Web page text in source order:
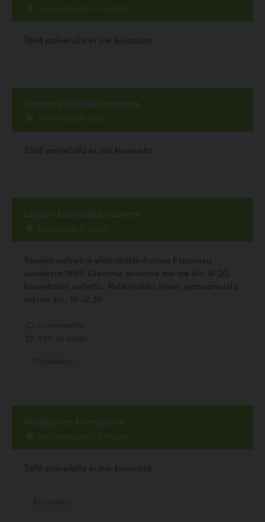
Limingantie 23-25, Helsinki
Tällä palvelulla ei ole kuvausta.
Espoon Eläinlääkäriasema
Everstinkuja 6, Espoo
Tällä palvelulla ei ole kuvausta.
Espoon Eläinlääkäriasema
Everstinkuja 6, Espoo
Täyden palvelun eläinlääkärihoitoa Espoossa
vuodesta 1985! Olemme avoinna ma-pe klo. 8-20,
lauantaisin suljettu. Polikliniikka ilman ajanvarausta
arkisin klo. 10-12.30
Myllypuron koirapuisto
Myllymatkantie 1-3, Helsinki
Tällä palvelulla ei ole kuvausta.